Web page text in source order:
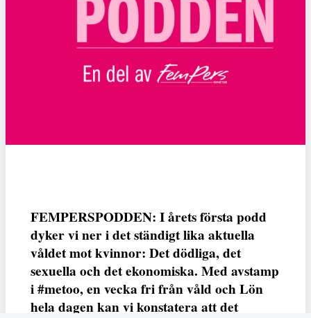
FEMPERSPODDEN: I årets första podd
dyker vi ner i det ständigt lika aktuella
våldet mot kvinnor: Det dödliga, det
sexuella och det ekonomiska. Med avstamp
i #metoo, en vecka fri från våld och Lön
hela dagen kan vi konstatera att det